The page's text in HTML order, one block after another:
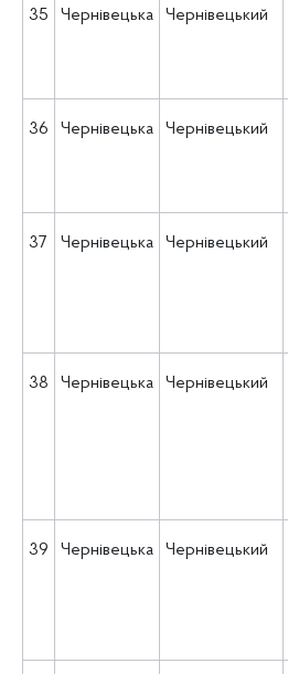
35 Чернівецька Чернівецький
36 Чернівецька Чернівецький
37 Чернівецька Чернівецький
38 Чернівецька Чернівецький
39 Чернівецька Чернівецький